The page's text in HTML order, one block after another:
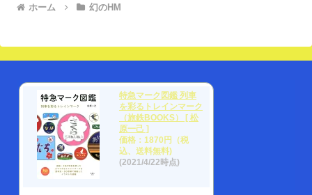
ホーム 幻のHM
特急マーク図鑑 列車
を彩るトレインマーク
（旅鉄BOOKS） [ 松
原一己 ]
価格：1870円（税
込、送料無料)
(2021/4/22時点)